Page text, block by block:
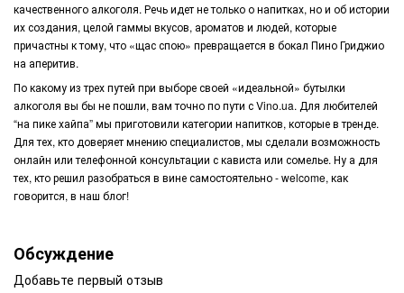
качественного алкоголя. Речь идет не только о напитках, но и об истории
их создания, целой гаммы вкусов, ароматов и людей, которые
причастны к тому, что «щас спою» превращается в бокал Пино Гриджио
на аперитив.
По какому из трех путей при выборе своей «идеальной» бутылки
алкоголя вы бы не пошли, вам точно по пути с Vino.ua. Для любителей
“на пике хайпа” мы приготовили категории напитков, которые в тренде.
Для тех, кто доверяет мнению специалистов, мы сделали возможность
онлайн или телефонной консультации с кависта или сомелье. Ну а для
тех, кто решил разобраться в вине самостоятельно - welcome, как
говорится, в наш блог!
Обсуждение
Добавьте первый отзыв